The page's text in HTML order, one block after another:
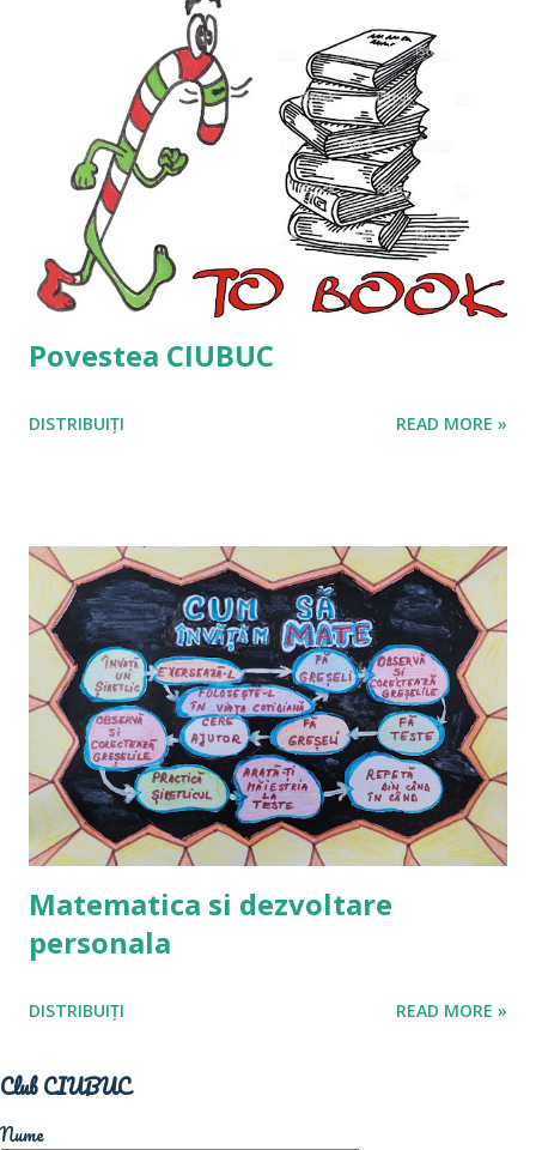
Povestea CIUBUC
DISTRIBUIȚI READ MORE »
Matematica si dezvoltare
personala
DISTRIBUIȚI READ MORE »
Club CIUBUC
Nume